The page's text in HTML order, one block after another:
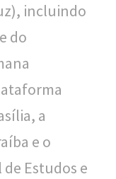
incluindo
do
a
e o
Estudos e